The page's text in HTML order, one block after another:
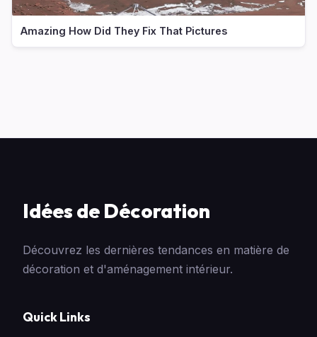
Amazing How Did They Fix That Pictures
Idées de Décoration
Découvrez les dernières tendances en matière de
décoration et d'aménagement intérieur.
Quick Links